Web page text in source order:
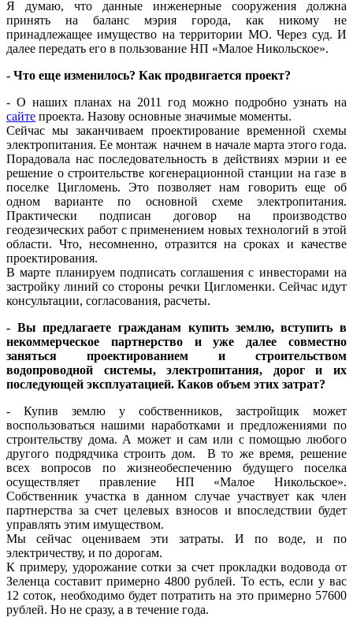
Я думаю, что данные инженерные сооружения должна
принять на баланс мэрия города, как никому не
принадлежащее имущество на территории МО. Через суд. И
далее передать его в пользование НП «Малое Никольское».
- Что еще изменилось? Как продвигается проект?
- О наших планах на 2011 год можно подробно узнать на
сайте проекта. Назову основные значимые моменты.
Сейчас мы заканчиваем проектирование временной схемы
электропитания. Ее монтаж начнем в начале марта этого года.
Порадовала нас последовательность в действиях мэрии и ее
решение о строительстве когенерационной станции на газе в
поселке Цигломень. Это позволяет нам говорить еще об
одном варианте по основной схеме электропитания.
Практически подписан договор на производство
геодезических работ с применением новых технологий в этой
области. Что, несомненно, отразится на сроках и качестве
проектирования.
В марте планируем подписать соглашения с инвесторами на
застройку линий со стороны речки Цигломенки. Сейчас идут
консультации, согласования, расчеты.
- Вы предлагаете гражданам купить землю, вступить в
некоммерческое партнерство и уже далее совместно
заняться проектированием и строительством
водопроводной системы, электропитания, дорог и их
последующей эксплуатацией. Каков объем этих затрат?
- Купив землю у собственников, застройщик может
воспользоваться нашими наработками и предложениями по
строительству дома. А может и сам или с помощью любого
другого подрядчика строить дом. В то же время, решение
всех вопросов по жизнеобеспечению будущего поселка
осуществляет правление НП «Малое Никольское».
Собственник участка в данном случае участвует как член
партнерства за счет целевых взносов и впоследствии будет
управлять этим имуществом.
Мы сейчас оцениваем эти затраты. И по воде, и по
электричеству, и по дорогам.
К примеру, удорожание сотки за счет прокладки водовода от
Зеленца составит примерно 4800 рублей. То есть, если у вас
12 соток, необходимо будет потратить на это примерно 57600
рублей. Но не сразу, а в течение года.